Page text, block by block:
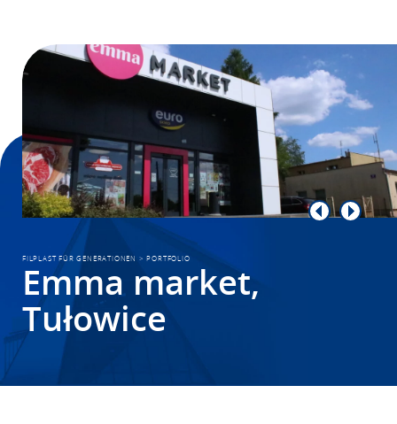
FILPLAST FÜR GENERATIONEN >PORTFOLIO
Emma market,
Tułowice